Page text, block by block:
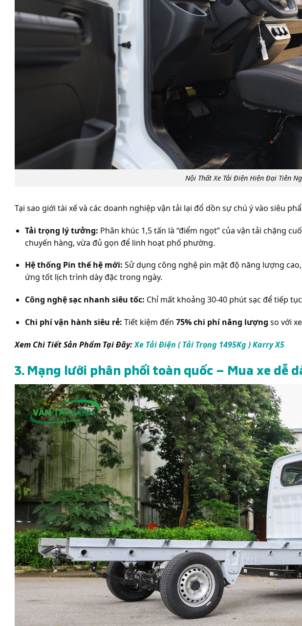
Nội Thất Xe Tải Điện Hiện Đại Tiên
Tại sao giới tài xế và các doanh nghiệp vận tải lại đổ dồn sự chú ý vào siêu
Tải trọng lý tưởng: Phân khúc 1,5 tấn là “điểm ngọt” của vận tải chặng
chuyến hàng, vừa đủ gọn để linh hoạt phố phường.
Hệ thống Pin thế hệ mới: Sử dụng công nghệ pin mật độ năng lượng
ứng tốt lịch trình dày đặc trong ngày.
Công nghệ sạc nhanh siêu tốc: Chỉ mất khoảng 30-40 phút sạc để tiếp
Chi phí vận hành siêu rẻ: Tiết kiệm đến 75% chi phí năng lượng so với
Xem Chi Tiết Sản Phẩm Tại Đây:Xe Tải Điện ( Tải Trọng 1495Kg ) Karry X5
3. Mạng lưới phân phối toàn quốc – Mua xe dễ